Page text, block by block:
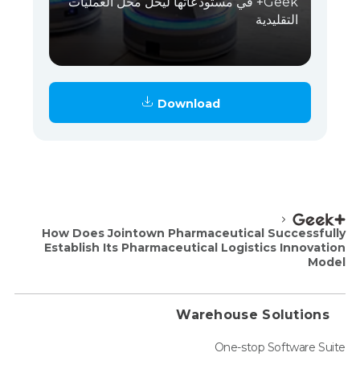
التقليدية
Download
How Does Jointown Pharmaceutical Successfully
Establish Its Pharmaceutical Logistics Innovation
Model
Warehouse Solutions
One-stop Software Suite